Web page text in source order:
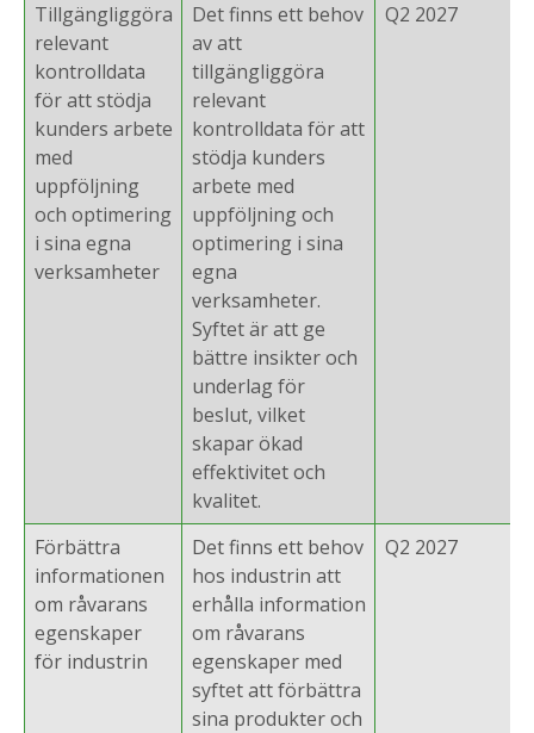
Tillgängliggöra
relevant
kontrolldata
för att stödja
kunders arbete
med
uppföljning
och optimering
i sina egna
verksamheter
Det finns ett behov
av att
tillgängliggöra
relevant
kontrolldata för att
stödja kunders
arbete med
uppföljning och
optimering i sina
egna
verksamheter.
Syftet är att ge
bättre insikter och
underlag för
beslut, vilket
skapar ökad
effektivitet och
kvalitet.
Q2 2027
Förbättra
informationen
om råvarans
egenskaper
för industrin
Det finns ett behov
hos industrin att
erhålla information
om råvarans
egenskaper med
syftet att förbättra
sina produkter och
Q2 2027